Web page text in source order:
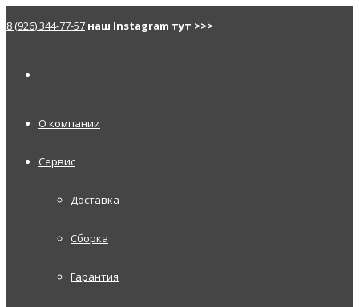
8 (926) 344-77-57 наш Instagram тут >>>
О компании
Сервис
Доставка
Сборка
Гарантия